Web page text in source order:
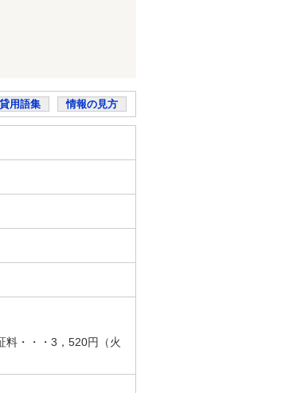
用語集 情報の見方
・・・3，520円（火